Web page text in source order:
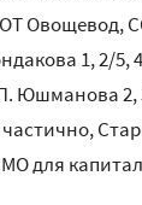
Овощевод,
1, 2/5,
П. Юшманова
для